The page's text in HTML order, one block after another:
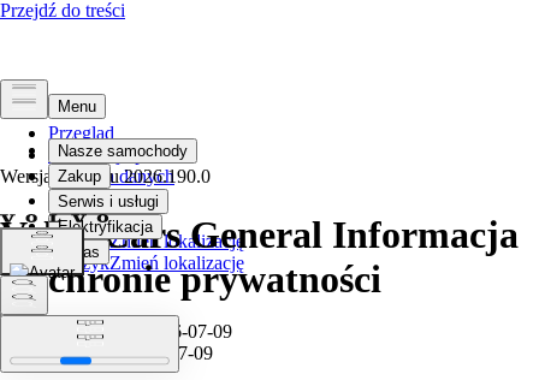
Przegląd
Informacja prawna
Ochrona danych
Wybierz językZmień lokalizację
Wybierz językZmień lokalizację
Wersja artykułu 2026.190.0
Volvo Cars General Informacja
o ochronie prywatności
Obowiązujące od: 2026-07-09
Opublikowano: 2026-07-09